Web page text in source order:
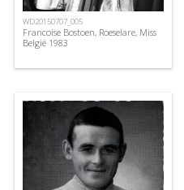
WD20150707_005
Francoise Bostoen, Roeselare, Miss
België 1983